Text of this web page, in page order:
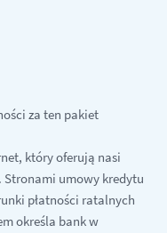
za ten pakiet
który oferują nasi
Stronami umowy kredytu
płatności ratalnych
określa bank w